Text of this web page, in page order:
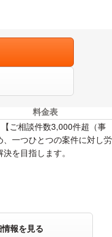
料金表
ご相談件数3,000件超（事
一つひとつの案件に対し労
を目指します。
報を見る